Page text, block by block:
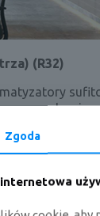
(R32)
Zgoda